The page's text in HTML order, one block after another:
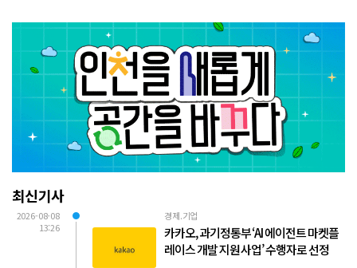
최신기사
2026-08-08
13:26
경제.기업
카카오, 과기정통부 ‘AI 에이전트 마켓플
레이스 개발 지원 사업’ 수행자로 선정